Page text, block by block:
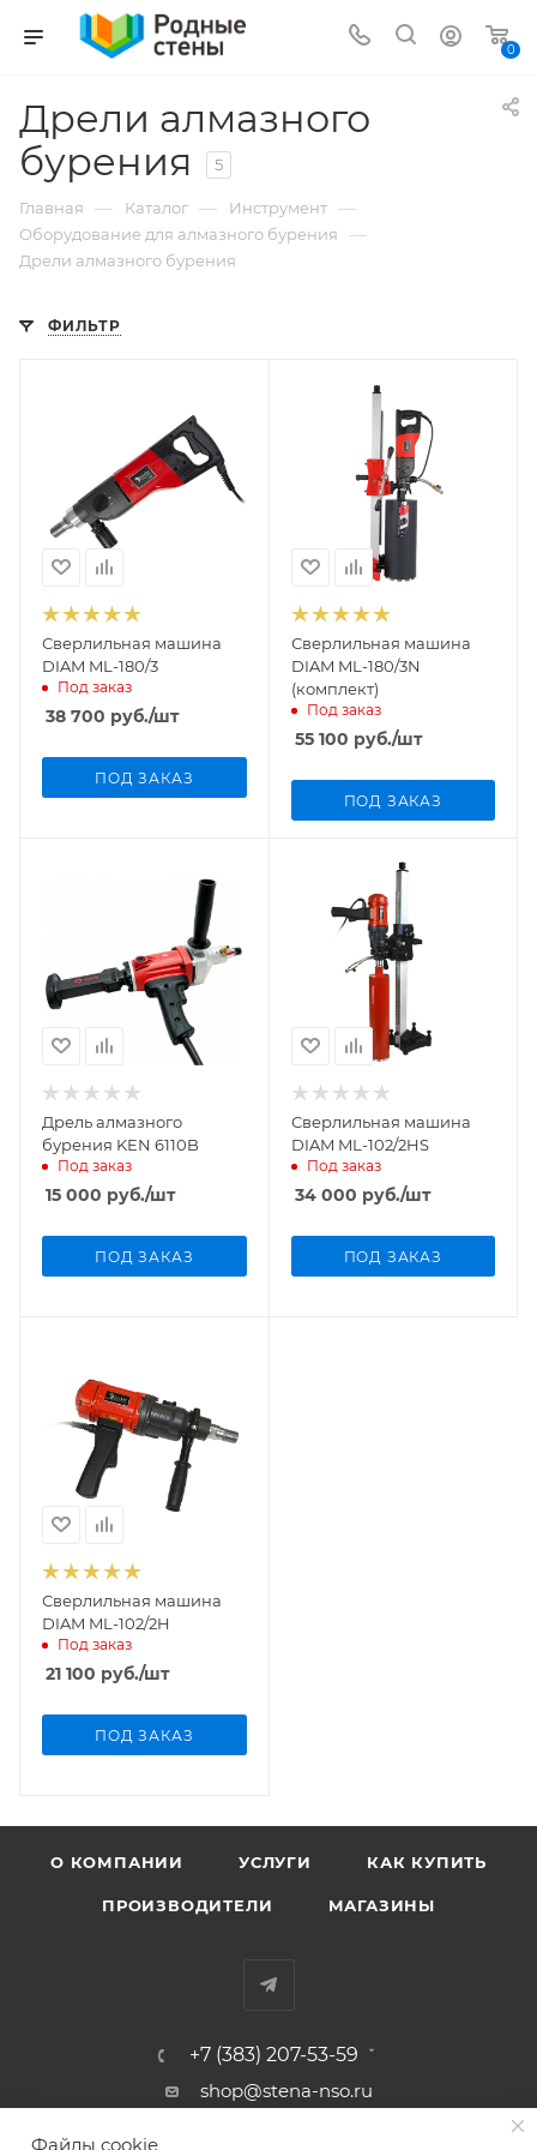
0
Дрели алмазного
бурения
5
Главная — Каталог — Инструмент —
Оборудование для алмазного бурения —
Дрели алмазного бурения
ФИЛЬТР
Сверлильная машина
DIAM ML-180/3
Под заказ
38 700 руб./шт
ПОД ЗАКАЗ
Сверлильная машина
DIAM ML-180/3N
(комплект)
Под заказ
55 100 руб./шт
ПОД ЗАКАЗ
Дрель алмазного
бурения KEN 6110B
Под заказ
15 000 руб./шт
ПОД ЗАКАЗ
Сверлильная машина
DIAM ML-102/2HS
Под заказ
34 000 руб./шт
ПОД ЗАКАЗ
Сверлильная машина
DIAM ML-102/2H
Под заказ
21 100 руб./шт
ПОД ЗАКАЗ
О КОМПАНИИ УСЛУГИ КАК КУПИТЬ
ПРОИЗВОДИТЕЛИ МАГАЗИНЫ
+7 (383) 207-53-59
shop@stena-nso.ru
г.Новосибирск ул.Восход, 26/1
Файлы cookie